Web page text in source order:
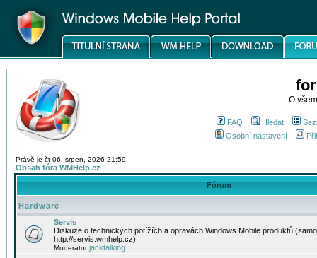
O
FAQ Hledat
Osobní nastavení
Právě je čt 06. srpen, 2026 21:59
Obsah fóra WMHelp.cz
Fórum
Hardware
Servis
Diskuze o technických potížích a opravách Windows Mobile produktů
http://servis.wmhelp.cz).
Moderátorjacktalking